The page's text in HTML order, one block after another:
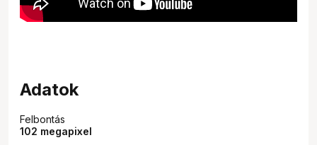
Adatok
Felbontás
102 megapixel